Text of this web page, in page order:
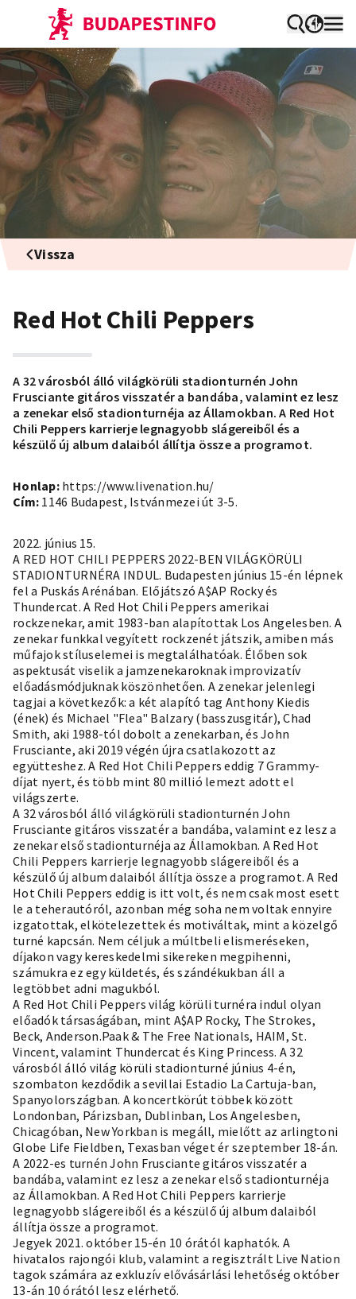
Vissza
Red Hot Chili Peppers
A 32 városból álló világkörüli stadionturnén John
Frusciante gitáros visszatér a bandába, valamint ez lesz
a zenekar első stadionturnéja az Államokban. A Red Hot
Chili Peppers karrierje legnagyobb slágereiből és a
készülő új album dalaiból állítja össze a programot.
Honlap:https://www.livenation.hu/
Cím: 1146 Budapest, Istvánmezei út 3-5.
2022. június 15.
A RED HOT CHILI PEPPERS 2022-BEN VILÁGKÖRÜLI
STADIONTURNÉRA INDUL. Budapesten június 15-én lépnek
fel a Puskás Arénában. Előjátszó A$AP Rocky és
Thundercat. A Red Hot Chili Peppers amerikai
rockzenekar, amit 1983-ban alapítottak Los Angelesben. A
zenekar funkkal vegyített rockzenét játszik, amiben más
műfajok stíluselemei is megtalálhatóak. Élőben sok
aspektusát viselik a jamzenekaroknak improvizatív
előadásmódjuknak köszönhetően. A zenekar jelenlegi
tagjai a következők: a két alapító tag Anthony Kiedis
(ének) és Michael "Flea" Balzary (basszusgitár), Chad
Smith, aki 1988-tól dobolt a zenekarban, és John
Frusciante, aki 2019 végén újra csatlakozott az
együtteshez. A Red Hot Chili Peppers eddig 7 Grammy-
díjat nyert, és több mint 80 millió lemezt adott el
világszerte.
A 32 városból álló világkörüli stadionturnén John
Frusciante gitáros visszatér a bandába, valamint ez lesz a
zenekar első stadionturnéja az Államokban. A Red Hot
Chili Peppers karrierje legnagyobb slágereiből és a
készülő új album dalaiból állítja össze a programot. A Red
Hot Chili Peppers eddig is itt volt, és nem csak most esett
le a teherautóról, azonban még soha nem voltak ennyire
izgatottak, elkötelezettek és motiváltak, mint a közelgő
turné kapcsán. Nem céljuk a múltbeli elismeréseken,
díjakon vagy kereskedelmi sikereken megpihenni,
számukra ez egy küldetés, és szándékukban áll a
legtöbbet adni magukból.
A Red Hot Chili Peppers világ körüli turnéra indul olyan
előadók társaságában, mint A$AP Rocky, The Strokes,
Beck, Anderson.Paak & The Free Nationals, HAIM, St.
Vincent, valamint Thundercat és King Princess. A 32
városból álló világ körüli stadionturné június 4-én,
szombaton kezdődik a sevillai Estadio La Cartuja-ban,
Spanyolországban. A koncertkörút többek között
Londonban, Párizsban, Dublinban, Los Angelesben,
Chicagóban, New Yorkban is megáll, mielőtt az arlingtoni
Globe Life Fieldben, Texasban véget ér szeptember 18-án.
A 2022-es turnén John Frusciante gitáros visszatér a
bandába, valamint ez lesz a zenekar első stadionturnéja
az Államokban. A Red Hot Chili Peppers karrierje
legnagyobb slágereiből és a készülő új album dalaiból
állítja össze a programot.
Jegyek 2021. október 15-én 10 órától kaphatók. A
hivatalos rajongói klub, valamint a regisztrált Live Nation
tagok számára az exkluzív elővásárlási lehetőség október
13-án 10 órától lesz elérhető.